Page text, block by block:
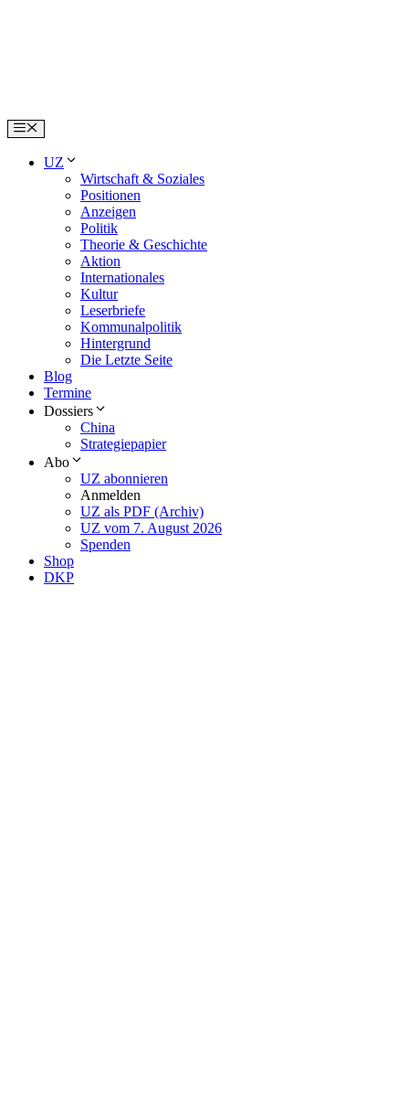
Menu
UZ
Wirtschaft & Soziales
Positionen
Anzeigen
Politik
Theorie & Geschichte
Aktion
Internationales
Kultur
Leserbriefe
Kommunalpolitik
Hintergrund
Die Letzte Seite
Blog
Termine
Dossiers
China
Strategiepapier
Abo
UZ abonnieren
Anmelden
UZ als PDF (Archiv)
UZ vom 7. August 2026
Spenden
Shop
DKP